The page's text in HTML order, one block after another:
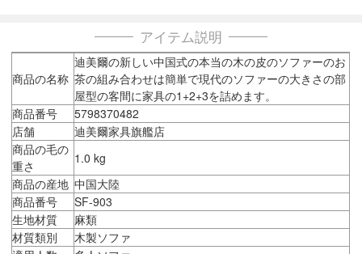
アイテム説明
商品の名称
迪美爾の新しい中国式の本当の木の皮のソファーのお
茶の組み合わせは簡単で現代のソファーの大きさの部
屋型の客間に家具の1+2+3を詰めます。
商品番号
5798370482
店舗
迪美爾家具旗艦店
商品の毛の
重さ
1.0 kg
商品の産地 中国大陸
商品番号
SF-903
生地材質
麻類
材質類別
木製ソファ